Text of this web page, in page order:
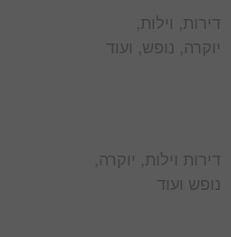
דירות, וילות,
יוקרה, נופש, ועוד
דירות וילות, יוקרה,
נופש ועוד